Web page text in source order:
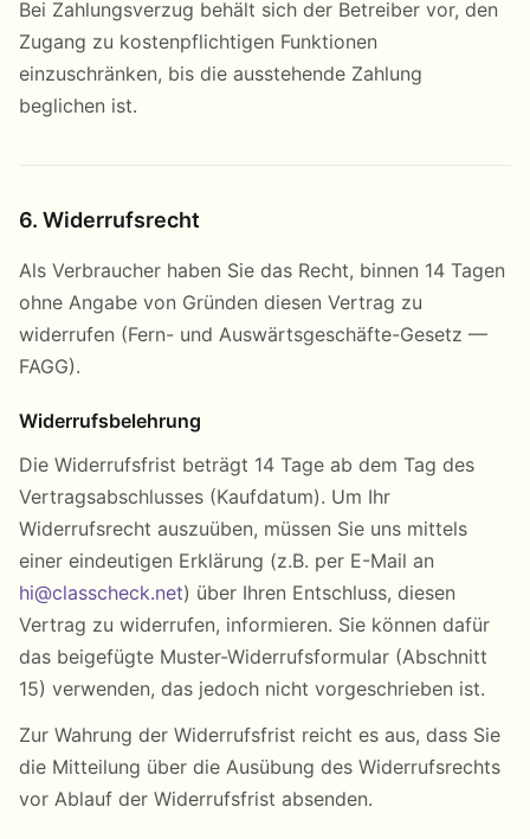
Bei Zahlungsverzug behält sich der Betreiber vor, den
Zugang zu kostenpflichtigen Funktionen
einzuschränken, bis die ausstehende Zahlung
beglichen ist.
6. Widerrufsrecht
Als Verbraucher haben Sie das Recht, binnen 14 Tagen
ohne Angabe von Gründen diesen Vertrag zu
widerrufen (Fern- und Auswärtsgeschäfte-Gesetz —
FAGG).
Widerrufsbelehrung
Die Widerrufsfrist beträgt 14 Tage ab dem Tag des
Vertragsabschlusses (Kaufdatum). Um Ihr
Widerrufsrecht auszuüben, müssen Sie uns mittels
einer eindeutigen Erklärung (z.B. per E-Mail an
hi@classcheck.net) über Ihren Entschluss, diesen
Vertrag zu widerrufen, informieren. Sie können dafür
das beigefügte Muster-Widerrufsformular (Abschnitt
15) verwenden, das jedoch nicht vorgeschrieben ist.
Zur Wahrung der Widerrufsfrist reicht es aus, dass Sie
die Mitteilung über die Ausübung des Widerrufsrechts
vor Ablauf der Widerrufsfrist absenden.